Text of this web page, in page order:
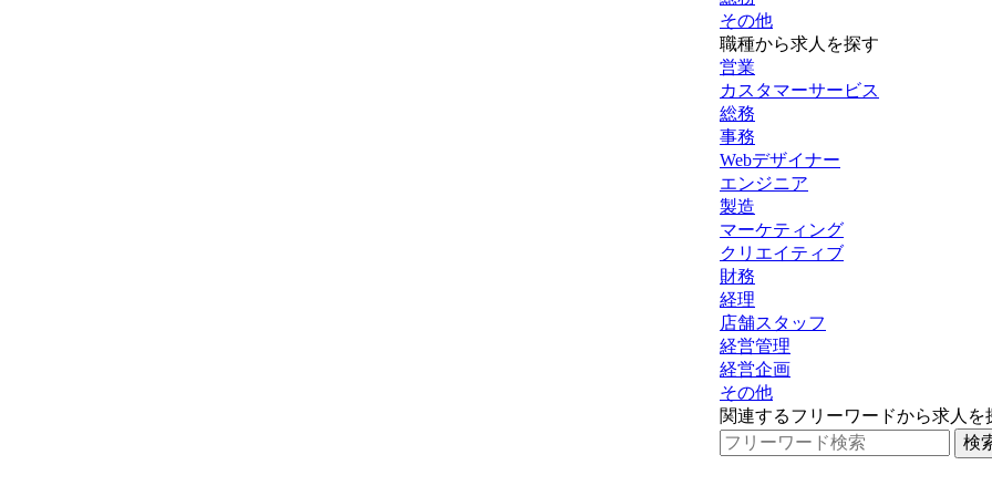
その他
職種から求人を探す
営業
カスタマーサービス
総務
事務
Webデザイナー
エンジニア
製造
マーケティング
クリエイティブ
財務
経理
店舗スタッフ
経営管理
経営企画
その他
関連するフリーワードから求人を